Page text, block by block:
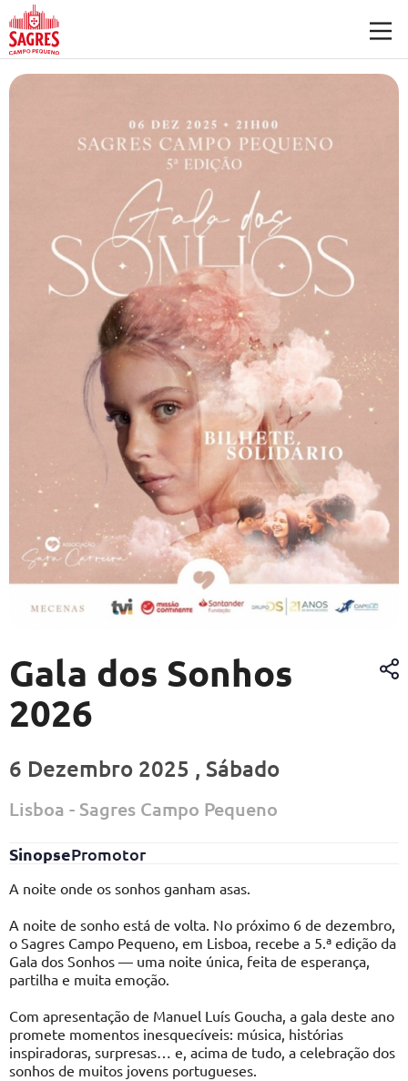
Saltar para o conteúdo principal
Gala dos Sonhos
2026
6 Dezembro 2025 , Sábado
Lisboa - Sagres Campo Pequeno
SinopsePromotor
A noite onde os sonhos ganham asas.
A noite de sonho está de volta. No próximo 6 de dezembro,
o Sagres Campo Pequeno, em Lisboa, recebe a 5.ª edição da
Gala dos Sonhos — uma noite única, feita de esperança,
partilha e muita emoção.
Com apresentação de Manuel Luís Goucha, a gala deste ano
promete momentos inesquecíveis: música, histórias
inspiradoras, surpresas… e, acima de tudo, a celebração dos
sonhos de muitos jovens portugueses.